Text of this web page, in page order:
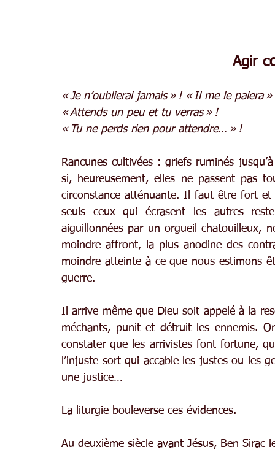
Agir
« Je n’oublierai jamais » ! « Il me le paiera »
« Attends un peu et tu verras » !
« Tu ne perds rien pour attendre… » !
Rancunes cultivées : griefs ruminés
si, heureusement, elles ne passent pas
circonstance atténuante. Il faut être fort
seuls ceux qui écrasent les autres
aiguillonnées par un orgueil chatouilleux,
moindre affront, la plus anodine des
moindre atteinte à ce que nous estimons
guerre.
Il arrive même que Dieu soit appelé à la
méchants, punit et détruit les ennemis.
constater que les arrivistes font fortune,
l’injuste sort qui accable les justes ou les
une justice…
La liturgie bouleverse ces évidences.
Au deuxième siècle avant Jésus, Ben